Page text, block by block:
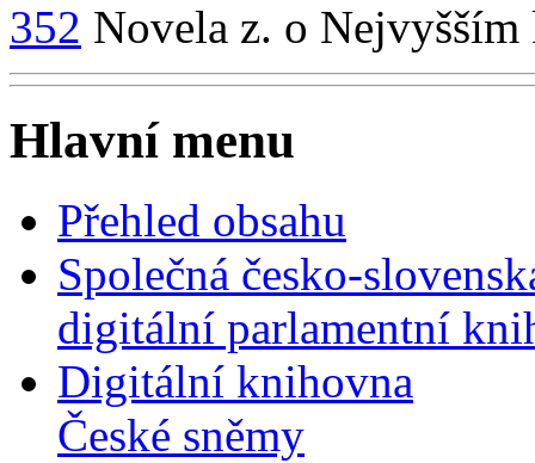
352 Novela z. o
Hlavní menu
Přehled obsahu
Společná česko-
digitální parlamentní
Digitální knihovna
České sněmy